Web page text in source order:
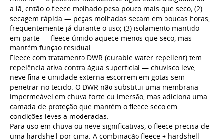
a lã, então o fleece molhado pesa pouco mais que seco; (2)
secagem rápida — peças molhadas secam em poucas horas,
frequentemente já durante o uso; (3) isolamento mantido
em parte — fleece úmido aquece menos que seco, mas
mantém função residual.
Fleece com tratamento DWR (durable water repellent) tem
repelência ativa contra água superficial — chuvisco leve,
neve fina e umidade externa escorrem em gotas sem
penetrar no tecido. O DWR não substitui uma membrana
impermeável em chuva forte ou imersão, mas adiciona uma
camada de proteção que mantém o fleece seco em
condições leves a moderadas.
Para uso em chuva ou neve significativas, o fleece precisa de
uma hardshell por cima. A combinação fleece + hardshell